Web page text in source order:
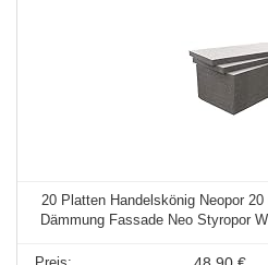
20 Platten Handelskönig Neopor
Dämmung Fassade Neo Styropor